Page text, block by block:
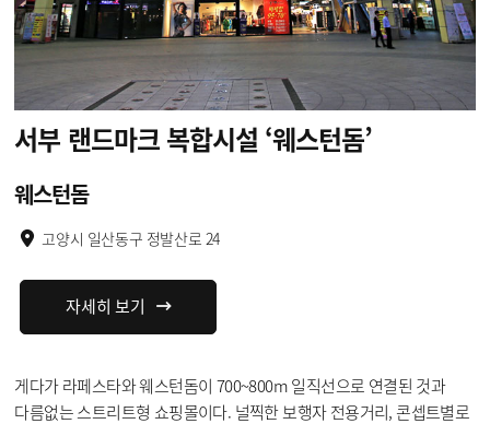
서부 랜드마크복합시설 ‘웨스턴돔’
웨스턴돔
고양시 일산동구 정발산로 24
자세히 보기
게다가 라페스타와 웨스턴돔이 700~800m 일직선으로 연결된 것과
다름없는 스트리트형 쇼핑몰이다. 널찍한 보행자 전용거리, 콘셉트별로